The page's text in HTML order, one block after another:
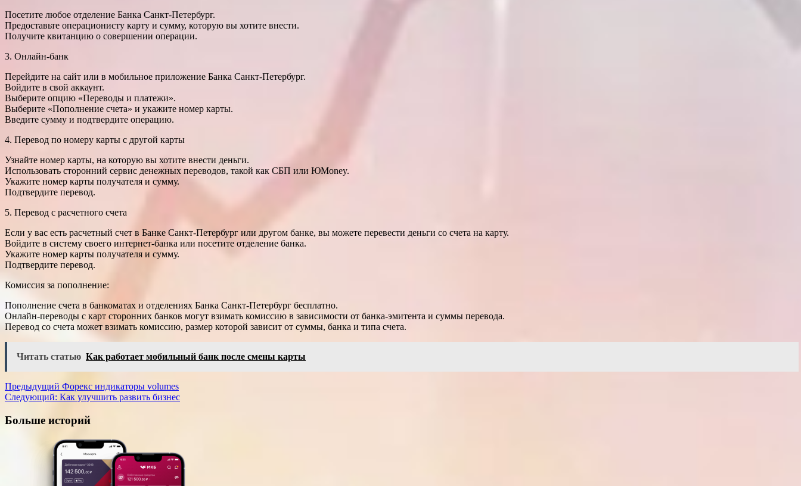
Посетите любое отделение Банка Санкт-Петербург.
Предоставьте операционисту карту и сумму, которую вы хотите внести.
Получите квитанцию о совершении операции.
3. Онлайн-банк
Перейдите на сайт или в мобильное приложение Банка Санкт-Петербург.
Войдите в свой аккаунт.
Выберите опцию «Переводы и платежи».
Выберите «Пополнение счета» и укажите номер карты.
Введите сумму и подтвердите операцию.
4. Перевод по номеру карты с другой карты
Узнайте номер карты, на которую вы хотите внести деньги.
Использовать сторонний сервис денежных переводов, такой как СБП или ЮMoney.
Укажите номер карты получателя и сумму.
Подтвердите перевод.
5. Перевод с расчетного счета
Если у вас есть расчетный счет в Банке Санкт-Петербург или другом банке, вы можете перевести деньги со счета на карту.
Войдите в систему своего интернет-банка или посетите отделение банка.
Укажите номер карты получателя и сумму.
Подтвердите перевод.
Комиссия за пополнение:
Пополнение счета в банкоматах и отделениях Банка Санкт-Петербург бесплатно.
Онлайн-переводы с карт сторонних банков могут взимать комиссию в зависимости от банка-эмитента и суммы перевода.
Перевод со счета может взимать комиссию, размер которой зависит от суммы, банка и типа счета.
Читать статью Как работает мобильный банк после смены карты
Навигация
записи
Предыдущий Форекс индикаторы volumes
Следующий: Как улучшить развить бизнес
Больше историй